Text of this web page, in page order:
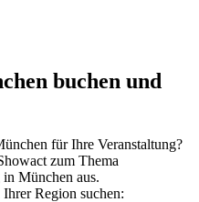
buchen und
für Ihre Veranstaltung?
zum Thema
München aus.
Region suchen: